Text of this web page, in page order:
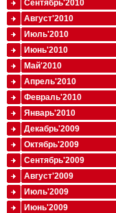
Сентябрь'2010
Август'2010
Июль'2010
Июнь'2010
Май'2010
Апрель'2010
Февраль'2010
Январь'2010
Декабрь'2009
Октябрь'2009
Сентябрь'2009
Август'2009
Июль'2009
Июнь'2009